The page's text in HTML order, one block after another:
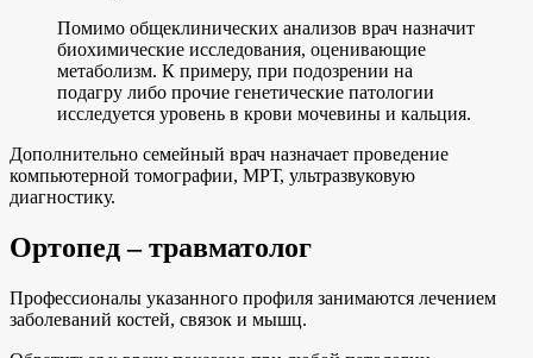
Помимо общеклинических анализов врач назначит
биохимические исследования, оценивающие
метаболизм. К примеру, при подозрении на
подагру либо прочие генетические патологии
исследуется уровень в крови мочевины и кальция.
Дополнительно семейный врач назначает проведение
компьютерной томографии, МРТ, ультразвуковую
диагностику.
Ортопед – травматолог
Профессионалы указанного профиля занимаются лечением
заболеваний костей, связок и мышц.